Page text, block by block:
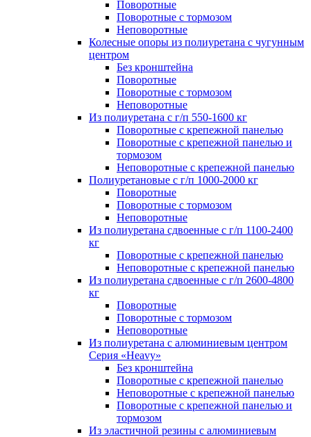
Поворотные
Поворотные с тормозом
Неповоротные
Колесные опоры из полиуретана с чугунным
центром
Без кронштейна
Поворотные
Поворотные с тормозом
Неповоротные
Из полиуретана с г/п 550-1600 кг
Поворотные с крепежной панелью
Поворотные с крепежной панелью и
тормозом
Неповоротные с крепежной панелью
Полиуретановые с г/п 1000-2000 кг
Поворотные
Поворотные с тормозом
Неповоротные
Из полиуретана сдвоенные с г/п 1100-2400
кг
Поворотные с крепежной панелью
Неповоротные с крепежной панелью
Из полиуретана сдвоенные с г/п 2600-4800
кг
Поворотные
Поворотные с тормозом
Неповоротные
Из полиуретана с алюминиевым центром
Серия «Heavy»
Без кронштейна
Поворотные с крепежной панелью
Неповоротные с крепежной панелью
Поворотные с крепежной панелью и
тормозом
Из эластичной резины с алюминиевым